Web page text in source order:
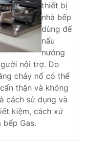
thiết bị
nhà bếp
dùng để
nấu
nướng
nội trợ. Do
cháy nổ có thể
thận và không
cách sử dụng và
kiệm, cách xử
Gas.